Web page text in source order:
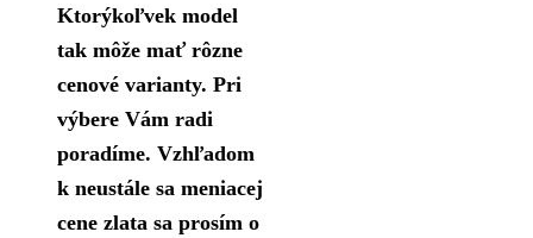
Ktorýkoľvek model
tak môže mať rôzne
cenové varianty. Pri
výbere Vám radi
poradíme. Vzhľadom
k neustále sa meniacej
cene zlata sa prosím o